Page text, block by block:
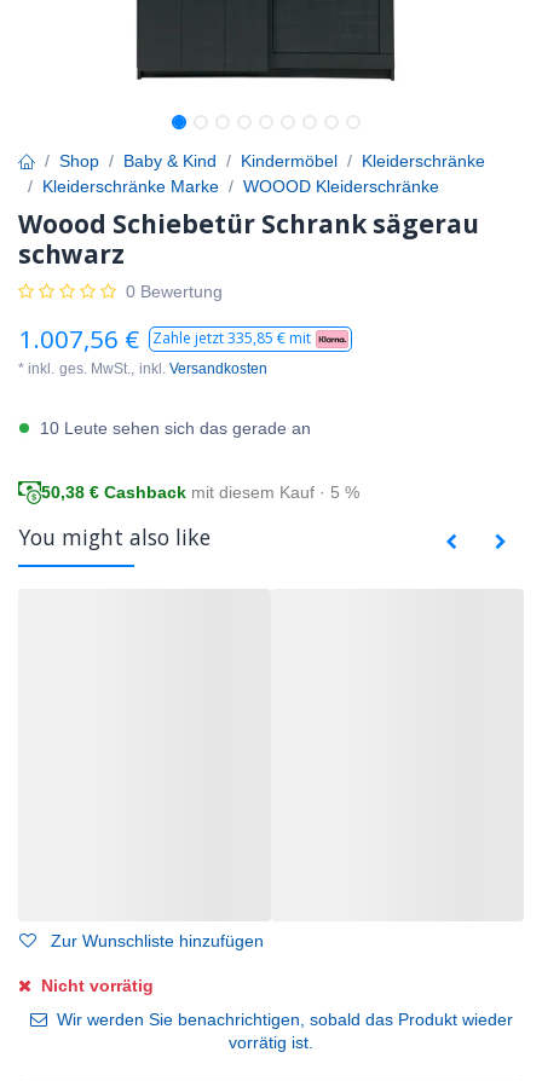
Shop Baby & Kind Kindermöbel
Kleiderschränke
Kleiderschränke Marke
WOOOD Kleiderschränke
Woood Schiebetür Schrank sägerau
schwarz
0 Bewertung
1.007,56 € Zahle jetzt335,85 € mit
* inkl. ges. MwSt., inkl. Versandkosten
10 Leute sehen sich das gerade an
50,38 € Cashback mit diesem Kauf · 5 %
You might also like
Zur Wunschliste hinzufügen
Nicht vorrätig
Wir werden Sie benachrichtigen, sobald das Produkt wieder
vorrätig ist.